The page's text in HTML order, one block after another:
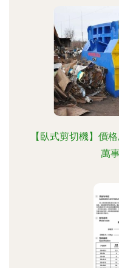
【臥式剪切機】價
萬